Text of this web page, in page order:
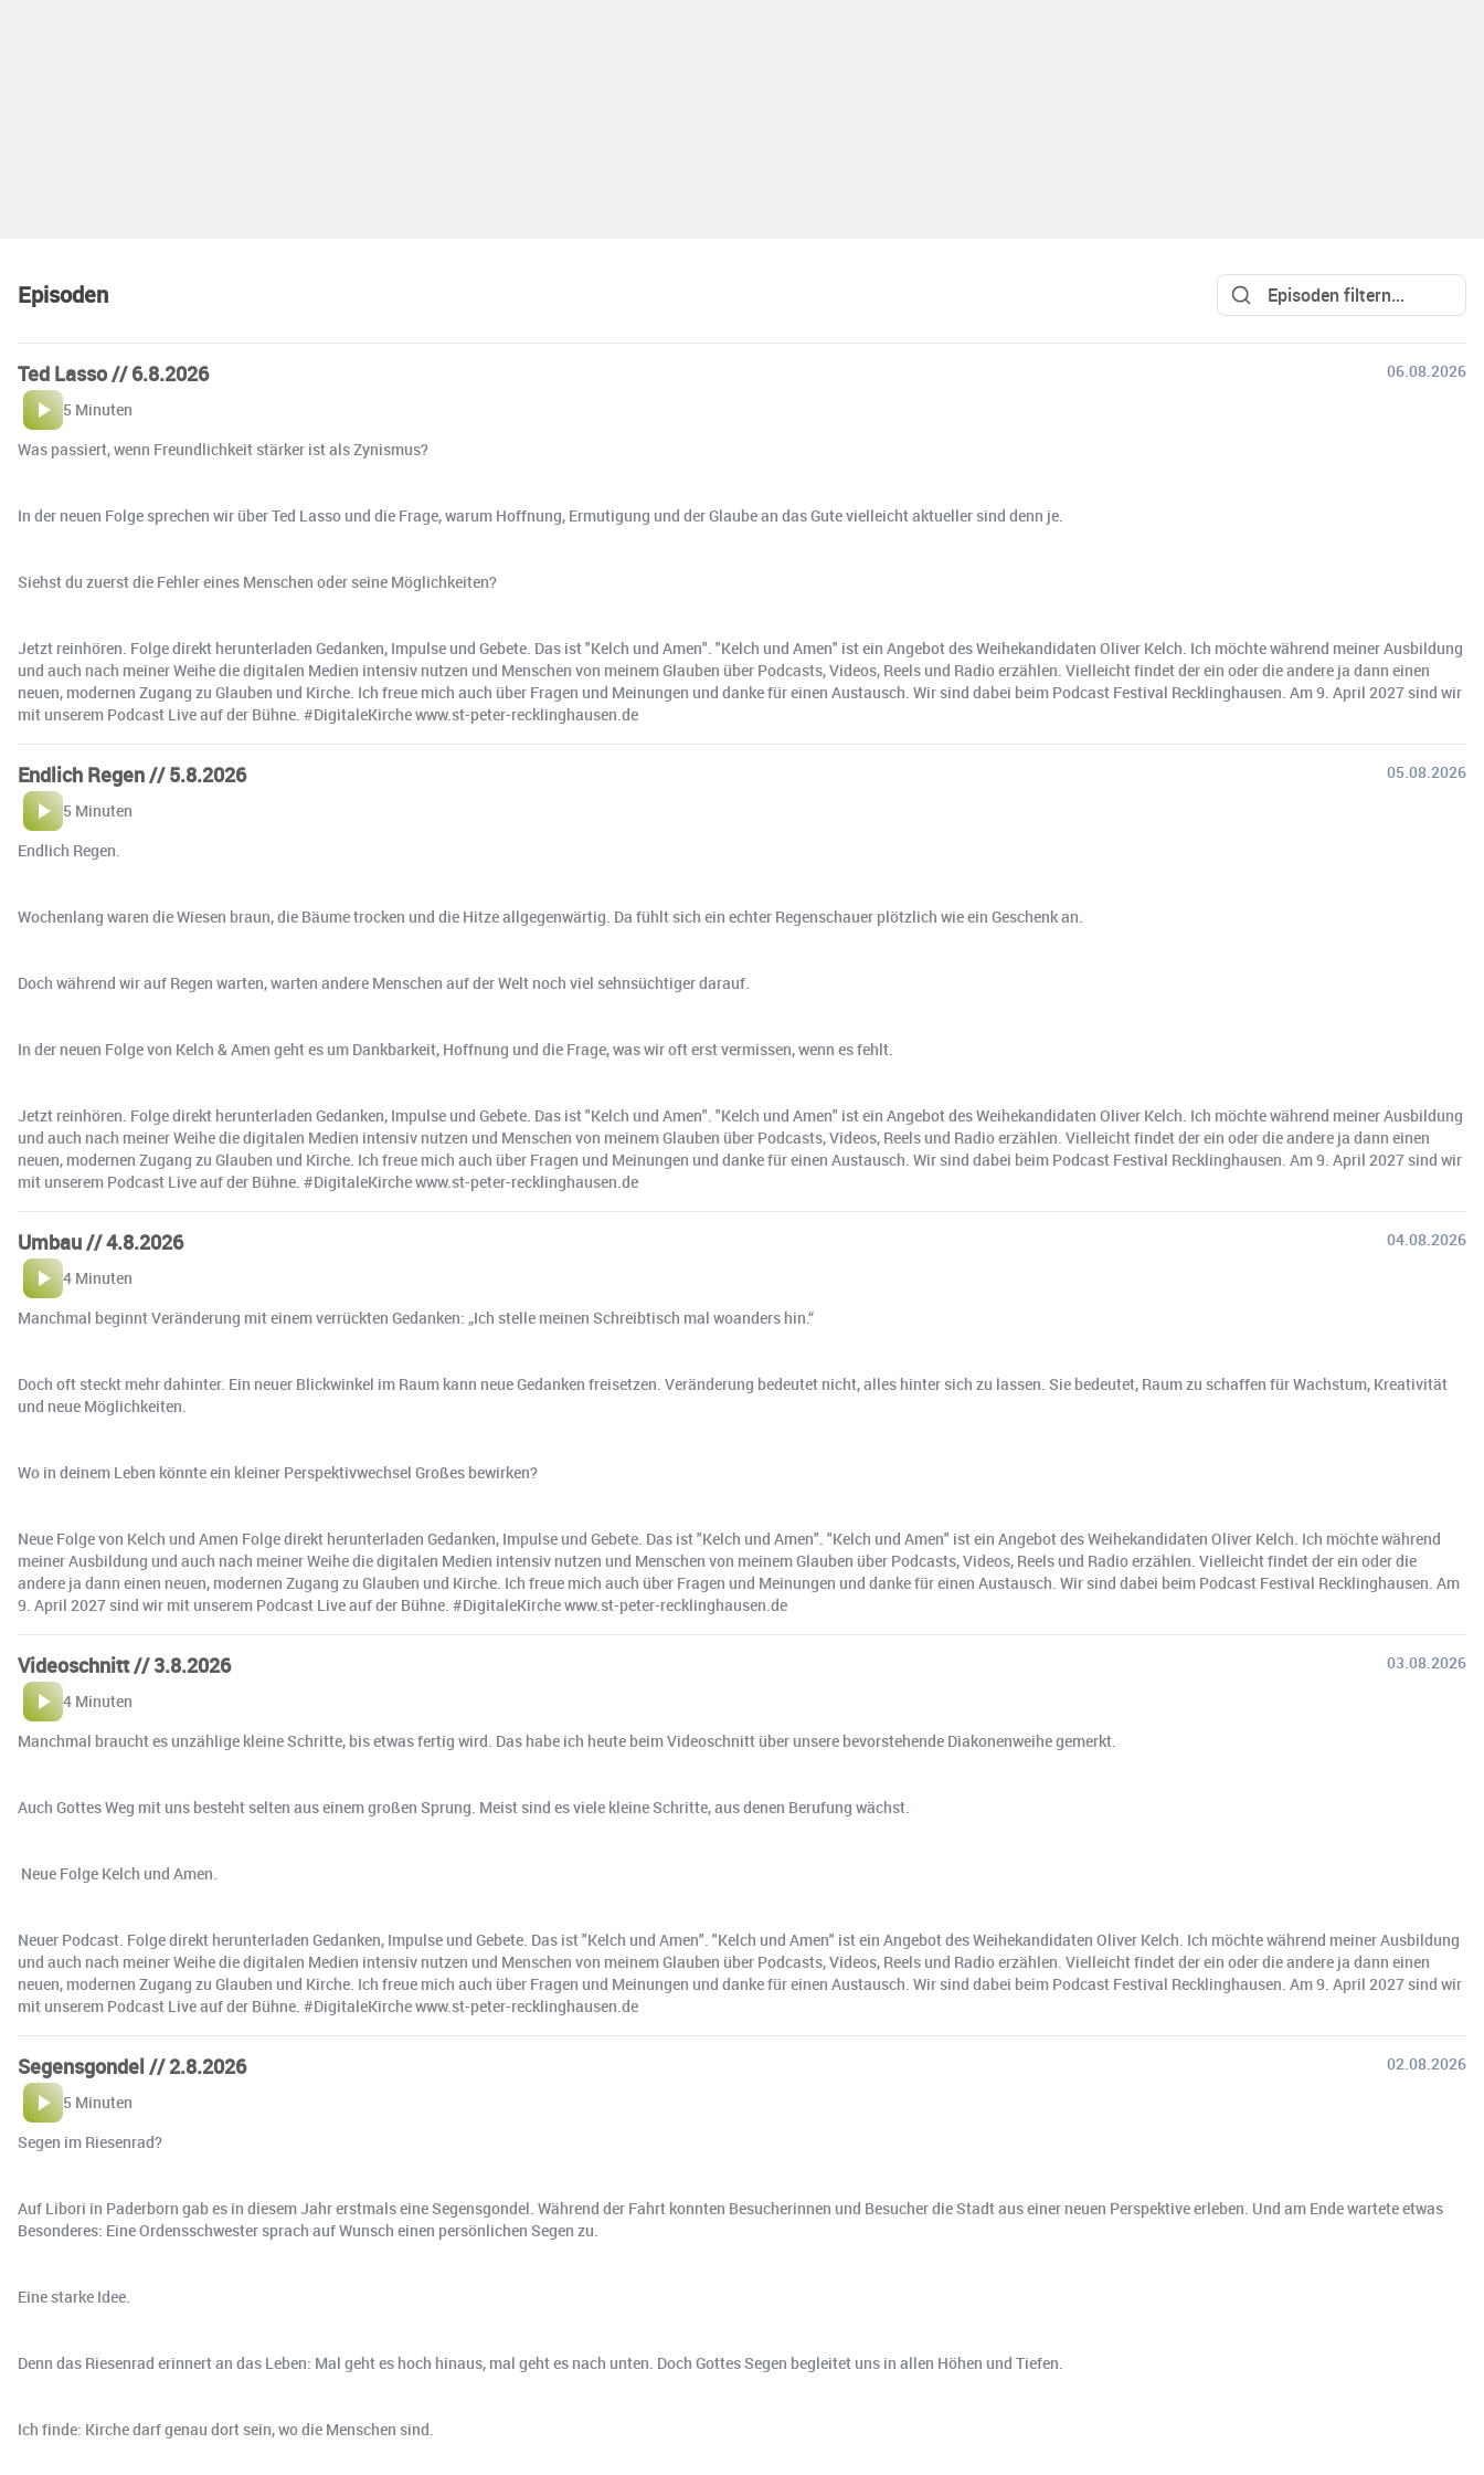
Episoden
Ted Lasso // 6.8.2026
06.08.2026
5 Minuten
Was passiert, wenn Freundlichkeit stärker ist als Zynismus?
In der neuen Folge sprechen wir über Ted Lasso und die Frage, warum Hoffnung, Ermutigung und der Glaube an das Gute vielleicht aktueller sind denn je.
Siehst du zuerst die Fehler eines Menschen oder seine Möglichkeiten?
Jetzt reinhören. Folge direkt herunterladen Gedanken, Impulse und Gebete. Das ist "Kelch und Amen". "Kelch und Amen" ist ein Angebot des Weihekandidaten Oliver Kelch. Ich möchte während meiner Ausbildung
und auch nach meiner Weihe die digitalen Medien intensiv nutzen und Menschen von meinem Glauben über Podcasts, Videos, Reels und Radio erzählen. Vielleicht findet der ein oder die andere ja dann einen
neuen, modernen Zugang zu Glauben und Kirche. Ich freue mich auch über Fragen und Meinungen und danke für einen Austausch. Wir sind dabei beim Podcast Festival Recklinghausen. Am 9. April 2027 sind wir
mit unserem Podcast Live auf der Bühne. #DigitaleKirche www.st-peter-recklinghausen.de
Endlich Regen // 5.8.2026
05.08.2026
5 Minuten
Endlich Regen. ️
Wochenlang waren die Wiesen braun, die Bäume trocken und die Hitze allgegenwärtig. Da fühlt sich ein echter Regenschauer plötzlich wie ein Geschenk an.
Doch während wir auf Regen warten, warten andere Menschen auf der Welt noch viel sehnsüchtiger darauf.
In der neuen Folge von Kelch & Amen geht es um Dankbarkeit, Hoffnung und die Frage, was wir oft erst vermissen, wenn es fehlt.
Jetzt reinhören. Folge direkt herunterladen Gedanken, Impulse und Gebete. Das ist "Kelch und Amen". "Kelch und Amen" ist ein Angebot des Weihekandidaten Oliver Kelch. Ich möchte während meiner Ausbildung
und auch nach meiner Weihe die digitalen Medien intensiv nutzen und Menschen von meinem Glauben über Podcasts, Videos, Reels und Radio erzählen. Vielleicht findet der ein oder die andere ja dann einen
neuen, modernen Zugang zu Glauben und Kirche. Ich freue mich auch über Fragen und Meinungen und danke für einen Austausch. Wir sind dabei beim Podcast Festival Recklinghausen. Am 9. April 2027 sind wir
mit unserem Podcast Live auf der Bühne. #DigitaleKirche www.st-peter-recklinghausen.de
Umbau // 4.8.2026
04.08.2026
4 Minuten
Manchmal beginnt Veränderung mit einem verrückten Gedanken: „Ich stelle meinen Schreibtisch mal woanders hin.“
Doch oft steckt mehr dahinter. Ein neuer Blickwinkel im Raum kann neue Gedanken freisetzen. Veränderung bedeutet nicht, alles hinter sich zu lassen. Sie bedeutet, Raum zu schaffen für Wachstum, Kreativität
und neue Möglichkeiten.
Wo in deinem Leben könnte ein kleiner Perspektivwechsel Großes bewirken?
Neue Folge von Kelch und Amen Folge direkt herunterladen Gedanken, Impulse und Gebete. Das ist "Kelch und Amen". "Kelch und Amen" ist ein Angebot des Weihekandidaten Oliver Kelch. Ich möchte während
meiner Ausbildung und auch nach meiner Weihe die digitalen Medien intensiv nutzen und Menschen von meinem Glauben über Podcasts, Videos, Reels und Radio erzählen. Vielleicht findet der ein oder die
andere ja dann einen neuen, modernen Zugang zu Glauben und Kirche. Ich freue mich auch über Fragen und Meinungen und danke für einen Austausch. Wir sind dabei beim Podcast Festival Recklinghausen. Am
9. April 2027 sind wir mit unserem Podcast Live auf der Bühne. #DigitaleKirche www.st-peter-recklinghausen.de
Videoschnitt // 3.8.2026
03.08.2026
4 Minuten
Manchmal braucht es unzählige kleine Schritte, bis etwas fertig wird. Das habe ich heute beim Videoschnitt über unsere bevorstehende Diakonenweihe gemerkt.
Auch Gottes Weg mit uns besteht selten aus einem großen Sprung. Meist sind es viele kleine Schritte, aus denen Berufung wächst.
️ Neue Folge Kelch und Amen.
Neuer Podcast. Folge direkt herunterladen Gedanken, Impulse und Gebete. Das ist "Kelch und Amen". "Kelch und Amen" ist ein Angebot des Weihekandidaten Oliver Kelch. Ich möchte während meiner Ausbildung
und auch nach meiner Weihe die digitalen Medien intensiv nutzen und Menschen von meinem Glauben über Podcasts, Videos, Reels und Radio erzählen. Vielleicht findet der ein oder die andere ja dann einen
neuen, modernen Zugang zu Glauben und Kirche. Ich freue mich auch über Fragen und Meinungen und danke für einen Austausch. Wir sind dabei beim Podcast Festival Recklinghausen. Am 9. April 2027 sind wir
mit unserem Podcast Live auf der Bühne. #DigitaleKirche www.st-peter-recklinghausen.de
Segensgondel // 2.8.2026
02.08.2026
5 Minuten
Segen im Riesenrad?
Auf Libori in Paderborn gab es in diesem Jahr erstmals eine Segensgondel. Während der Fahrt konnten Besucherinnen und Besucher die Stadt aus einer neuen Perspektive erleben. Und am Ende wartete etwas
Besonderes: Eine Ordensschwester sprach auf Wunsch einen persönlichen Segen zu.
Eine starke Idee.
Denn das Riesenrad erinnert an das Leben: Mal geht es hoch hinaus, mal geht es nach unten. Doch Gottes Segen begleitet uns in allen Höhen und Tiefen.
Ich finde: Kirche darf genau dort sein, wo die Menschen sind.